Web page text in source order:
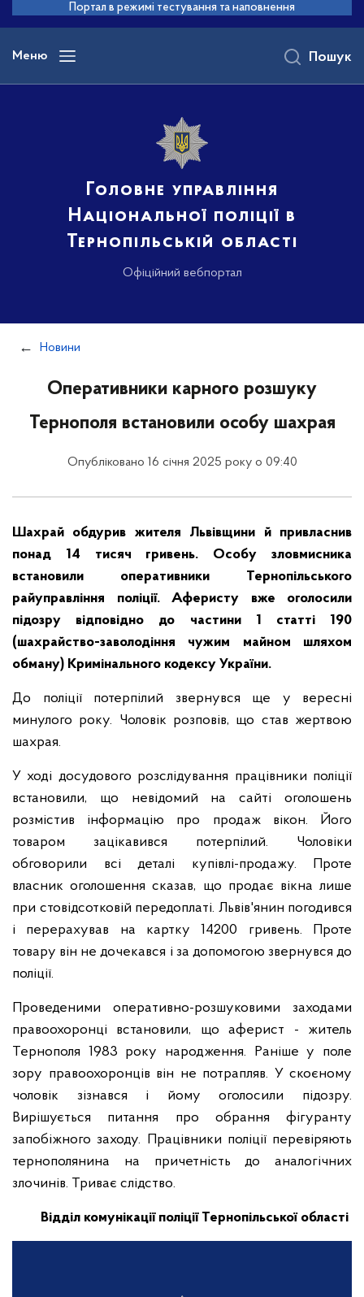
основного
вмісту
Портал в режимі тестування та наповнення
Меню
Головне управління
Національної поліції в
Тернопільській області
Офіційний вебпортал
Пошук
Новини
Оперативники карного розшуку
Тернополя встановили особу шахрая
Опубліковано 16 січня 2025 року о 09:40
Шахрай обдурив жителя Львівщини й привласнив
понад 14 тисяч гривень. Особу зловмисника
встановили оперативники Тернопільського
райуправління поліції. Аферисту вже оголосили
підозру відповідно до частини 1 статті 190
(шахрайство-заволодіння чужим майном шляхом
обману) Кримінального кодексу України.
До поліції потерпілий звернувся ще у вересні
минулого року. Чоловік розповів, що став жертвою
шахрая.
У ході досудового розслідування працівники поліції
встановили, що невідомий на сайті оголошень
розмістив інформацію про продаж вікон. Його
товаром зацікавився потерпілий. Чоловіки
обговорили всі деталі купівлі-продажу. Проте
власник оголошення сказав, що продає вікна лише
при стовідсотковій передоплаті. Львів'янин погодився
і перерахував на картку 14200 гривень. Проте
товару він не дочекався і за допомогою звернувся до
поліції.
Проведеними оперативно-розшуковими заходами
правоохоронці встановили, що аферист - житель
Тернополя 1983 року народження. Раніше у поле
зору правоохоронців він не потрапляв. У скоєному
чоловік зізнався і йому оголосили підозру.
Вирішується питання про обрання фігуранту
запобіжного заходу. Працівники поліції перевіряють
тернополянина на причетність до аналогічних
злочинів. Триває слідство.
Відділ комунікації поліції Тернопільської області